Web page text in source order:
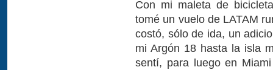
Con mi maleta de
tomé un vuelo de LATAM
costó, sólo de ida, un
mi Argón 18 hasta la isla
sentí, para luego en